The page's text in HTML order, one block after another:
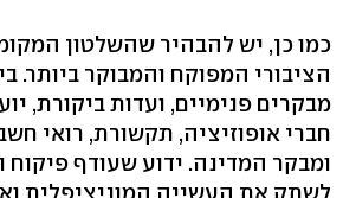
כמו כן, יש להבהיר שהשלטון
הציבורי המפוקח והמבוקר ביותר.
מבקרים פנימיים, ועדות ביקורת,
חברי אופוזיציה, תקשורת, רואי
ומבקר המדינה. ידוע שעודף פיקוח
לשתק את העשייה המוניציפלית